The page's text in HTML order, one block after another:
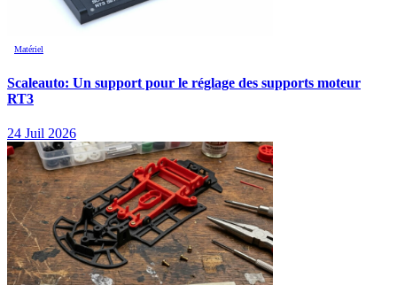
Matériel
Scaleauto: Un support pour le réglage des supports moteur
RT3
24 Juil 2026